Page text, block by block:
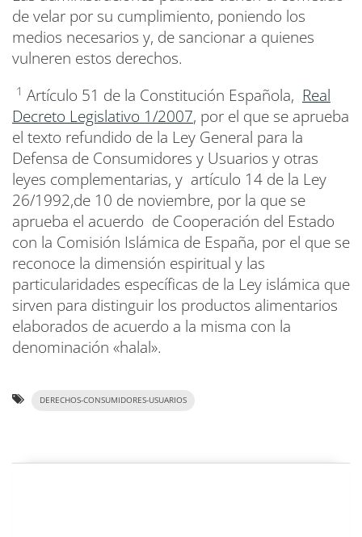
de velar por su cumplimiento, poniendo los
medios necesarios y, de sancionar a quienes
vulneren estos derechos.
1 Artículo 51 de la Constitución Española, Real
Decreto Legislativo 1/2007, por el que se aprueba
el texto refundido de la Ley General para la
Defensa de Consumidores y Usuarios y otras
leyes complementarias, y artículo 14 de la Ley
26/1992,de 10 de noviembre, por la que se
aprueba el acuerdo de Cooperación del Estado
con la Comisión Islámica de España, por el que se
reconoce la dimensión espiritual y las
particularidades específicas de la Ley islámica que
sirven para distinguir los productos alimentarios
elaborados de acuerdo a la misma con la
denominación «halal».
DERECHOS-CONSUMIDORES-USUARIOS